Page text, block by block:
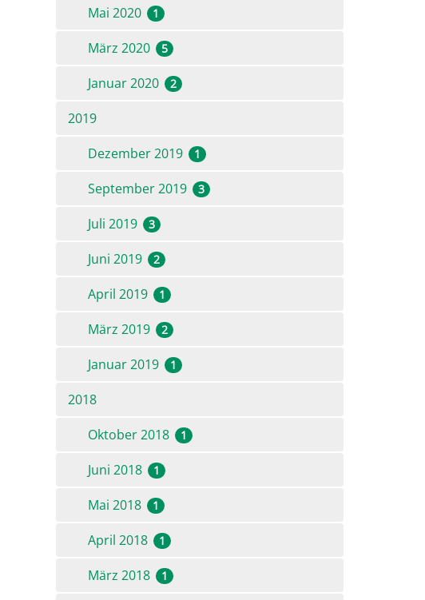
Mai 2020 1
März 2020 5
Januar 2020 2
2019
Dezember 2019
1
September 2019 3
Juli 2019 3
Juni 2019 2
April 2019 1
März 2019 2
Januar 2019 1
2018
Oktober 2018
1
Juni 2018 1
Mai 2018 1
April 2018 1
März 2018 1